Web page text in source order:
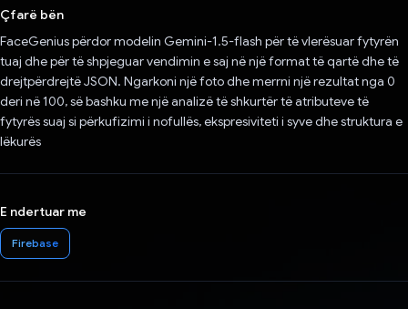
Çfarë bën
FaceGenius përdor modelin Gemini-1.5-flash për të vlerësuar fytyrën
tuaj dhe për të shpjeguar vendimin e saj në një format të qartë dhe të
drejtpërdrejtë JSON. Ngarkoni një foto dhe merrni një rezultat nga 0
deri në 100, së bashku me një analizë të shkurtër të atributeve të
fytyrës suaj si përkufizimi i nofullës, ekspresiviteti i syve dhe struktura e
lëkurës
E ndertuar me
Firebase